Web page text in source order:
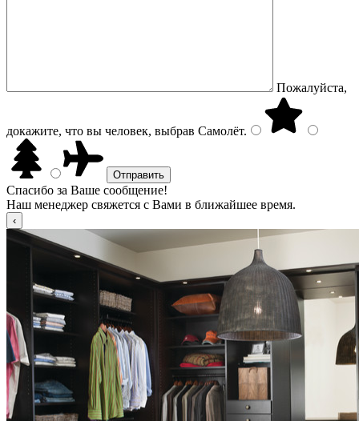
Пожалуйста,
докажите, что вы человек, выбрав Самолёт.
Спасибо за Ваше сообщение!
Наш менеджер свяжется с Вами в ближайшее время.